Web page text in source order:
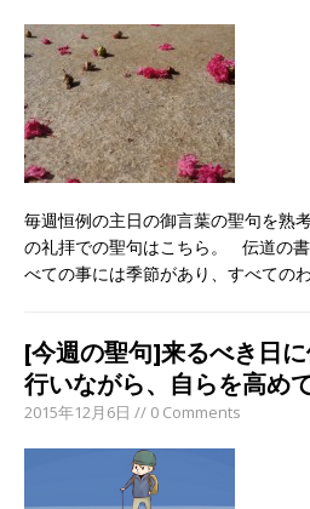
毎週恒例の主日の御言葉の聖句を熟
の礼拝での聖句はこちら。 伝道の
べての事には季節があり、すべての
[今週の聖句]来るべき日
行いながら、自らを高め
2015年12月6日 // 0 Comments